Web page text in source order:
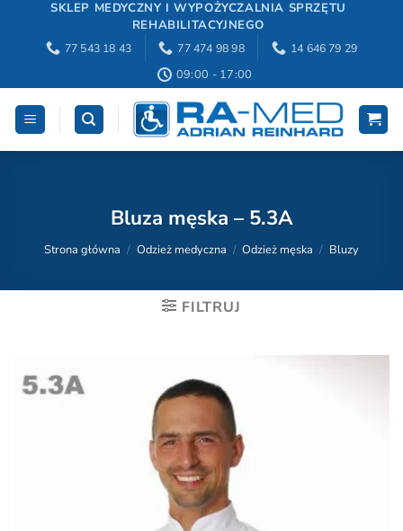
Przewiń
zawartości
SKLEP MEDYCZNY I WYPOŻYCZALNIA SPRZĘTU
REHABILITACYJNEGO
77 543 18 43 77 474 98 98 14 646 79 29
09:00 - 17:00
Bluza męska – 5.3A
Strona główna / Odzież medyczna / Odzież męska / Bluzy
FILTRUJ